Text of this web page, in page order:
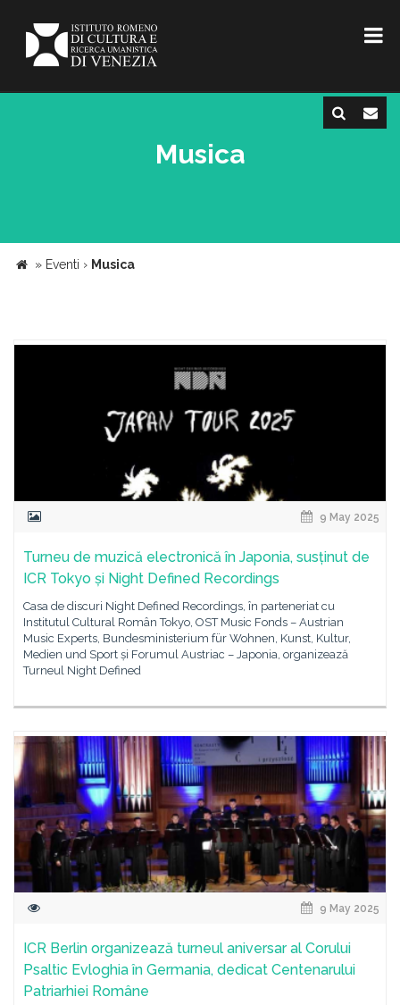
Musica
» Eventi › Musica
9 May 2025
Turneu de muzică electronică în Japonia, susținut de
ICR Tokyo și Night Defined Recordings
Casa de discuri Night Defined Recordings, în parteneriat cu
Institutul Cultural Român Tokyo, OST Music Fonds – Austrian
Music Experts, Bundesministerium für Wohnen, Kunst, Kultur,
Medien und Sport și Forumul Austriac – Japonia, organizează
Turneul Night Defined
9 May 2025
ICR Berlin organizează turneul aniversar al Corului
Psaltic Evloghia în Germania, dedicat Centenarului
Patriarhiei Române